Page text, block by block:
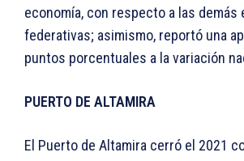
economía, con respecto a las demás
federativas; asimismo, reportó una
puntos porcentuales a la variación
PUERTO DE ALTAMIRA
El Puerto de Altamira cerró el 2021